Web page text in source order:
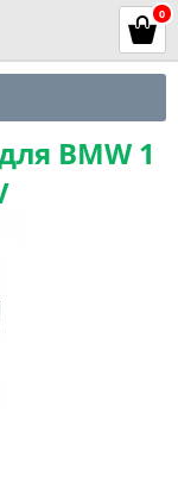
0
BMW 1